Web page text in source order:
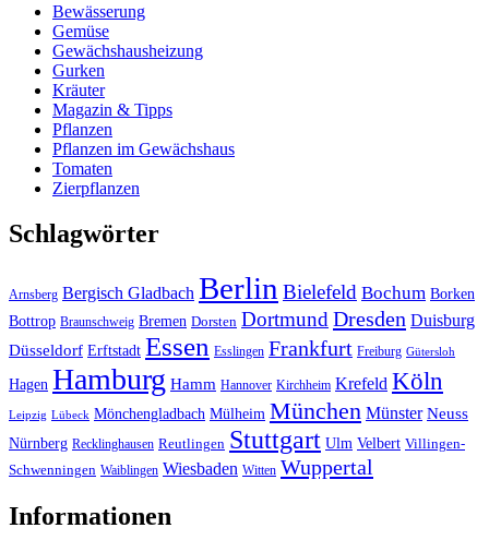
Bewässerung
Gemüse
Gewächshausheizung
Gurken
Kräuter
Magazin & Tipps
Pflanzen
Pflanzen im Gewächshaus
Tomaten
Zierpflanzen
Schlagwörter
Arnsberg Bergisch Gladbach Berlin Bielefeld Bochum Borken
Bottrop Braunschweig Bremen Dorsten DortmundDresden Duisburg
Düsseldorf Erftstadt Essen Esslingen Frankfurt Freiburg Gütersloh
Hagen Hamburg Hamm Hannover Kirchheim Krefeld Köln
Leipzig Lübeck Mönchengladbach Mülheim München Münster Neuss
Nürnberg Recklinghausen Reutlingen Stuttgart Ulm Velbert Villingen-
Schwenningen Waiblingen Wiesbaden Witten Wuppertal
Informationen